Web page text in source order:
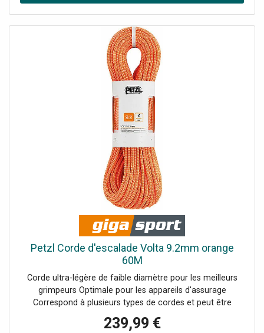
empêche l'éclatement de l'extrémité de la corde La
déroulement par l'utilisateur et augmente la durée de vie
Marquage Middle Mark : marquage du milieu de la corde
pour simplifier les manœuvres de corde Finition EverFlex :
finition thermique spéciale, stabilise les fils et rend la
corde plus homogène Diamètre : 9,2 mm Poids au mètre :
55 g
Petzl Corde d'escalade Volta 9.2mm orange
60M
Corde ultra-légère de faible diamètre pour les meilleurs
grimpeurs Optimale pour les appareils d'assurage
Correspond à plusieurs types de cordes et peut être
utilisée comme corde à simple, à double ou jumelée
Utilisation sur rocher, mixte, neige ou glace L'imprégnation
239,99 €